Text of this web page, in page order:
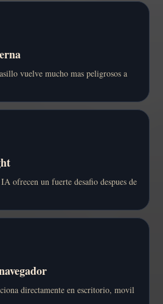
vuelve mucho mas peligrosos a
ofrecen un fuerte desafio despues de
directamente en escritorio, movil